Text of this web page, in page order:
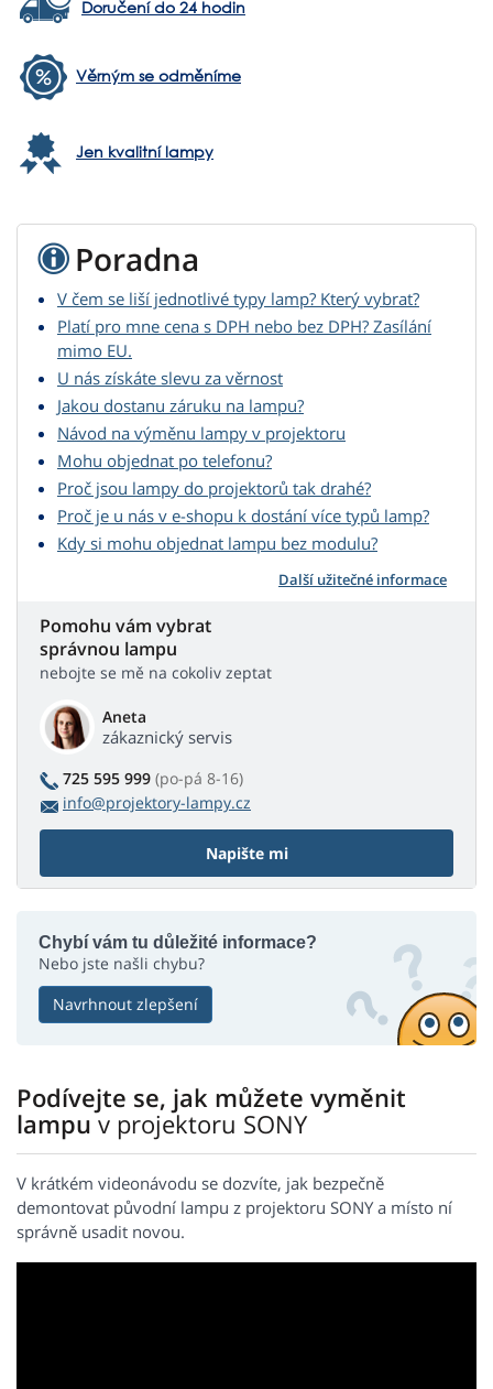
Doručení do 24 hodin
Věrným se odměníme
Jen kvalitní lampy
Poradna
V čem se liší jednotlivé typy lamp? Který vybrat?
Platí pro mne cena s DPH nebo bez DPH? Zasílání
mimo EU.
U nás získáte slevu za věrnost
Jakou dostanu záruku na lampu?
Návod na výměnu lampy v projektoru
Mohu objednat po telefonu?
Proč jsou lampy do projektorů tak drahé?
Proč je u nás v e-shopu k dostání více typů lamp?
Kdy si mohu objednat lampu bez modulu?
Další užitečné informace
Pomohu vám vybrat
správnou lampu
nebojte se mě na cokoliv zeptat
Aneta
zákaznický servis
725 595 999 (po-pá 8-16)
info@projektory-lampy.cz
Napište mi
Chybí vám tu důležité informace?
Nebo jste našli chybu?
Navrhnout zlepšení
Podívejte se, jak můžete vyměnit
lampuv projektoru SONY
V krátkém videonávodu se dozvíte, jak bezpečně
demontovat původní lampu z projektoru SONY a místo ní
správně usadit novou.